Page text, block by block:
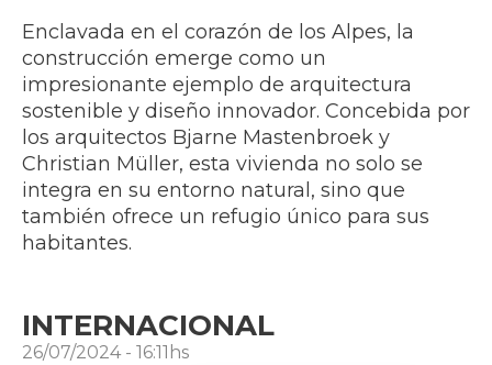
Enclavada en el corazón de los Alpes, la
construcción emerge como un
impresionante ejemplo de arquitectura
sostenible y diseño innovador. Concebida por
los arquitectos Bjarne Mastenbroek y
Christian Müller, esta vivienda no solo se
integra en su entorno natural, sino que
también ofrece un refugio único para sus
habitantes.
INTERNACIONAL
26/07/2024 - 16:11hs